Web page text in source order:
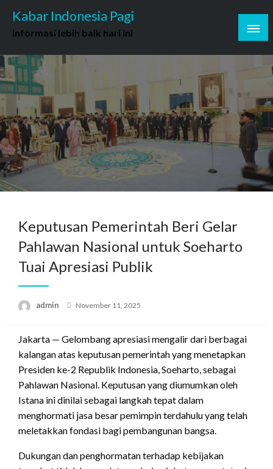
content
Kabar Indonesia Pagi
Informasi lebih baik hari ini
Keputusan Pemerintah Beri Gelar
Pahlawan Nasional untuk Soeharto
Tuai Apresiasi Publik
admin
Posted
November 11, 2025
Jakarta — Gelombang apresiasi mengalir dari berbagai
kalangan atas keputusan pemerintah yang menetapkan
Presiden ke-2 Republik Indonesia, Soeharto, sebagai
Pahlawan Nasional. Keputusan yang diumumkan oleh
Istana ini dinilai sebagai langkah tepat dalam
menghormati jasa besar pemimpin terdahulu yang telah
meletakkan fondasi bagi pembangunan bangsa.
Dukungan dan penghormatan terhadap kebijakan